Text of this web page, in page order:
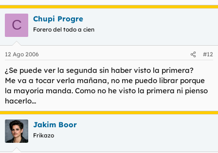
C Chupi Progre
Forero del todo a cien
12 Ago 2006 #12
¿Se puede ver la segunda sin haber visto la primera?
Me va a tocar verla mañana, no me puedo librar porque
la mayoría manda. Como no he visto la primera ni pienso
hacerlo...
Jakim Boor
Frikazo